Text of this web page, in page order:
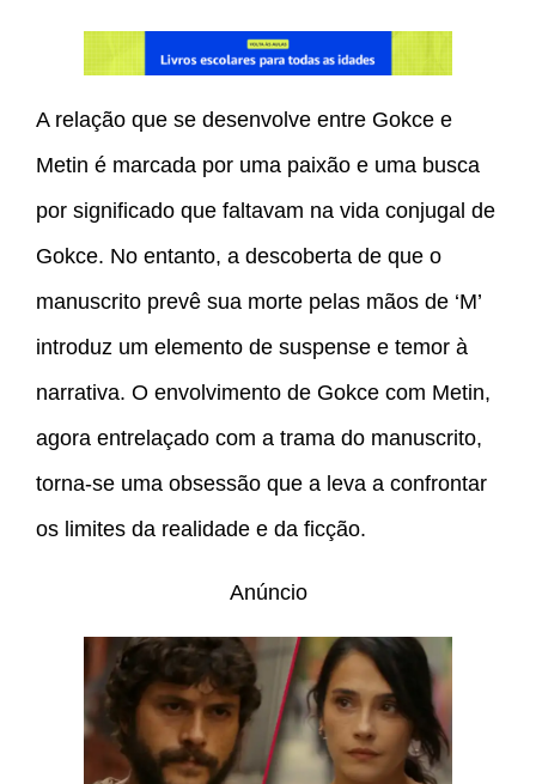
A relação que se desenvolve entre Gokce e
Metin é marcada por uma paixão e uma busca
por significado que faltavam na vida conjugal de
Gokce. No entanto, a descoberta de que o
manuscrito prevê sua morte pelas mãos de ‘M’
introduz um elemento de suspense e temor à
narrativa. O envolvimento de Gokce com Metin,
agora entrelaçado com a trama do manuscrito,
torna-se uma obsessão que a leva a confrontar
os limites da realidade e da ficção.
Anúncio